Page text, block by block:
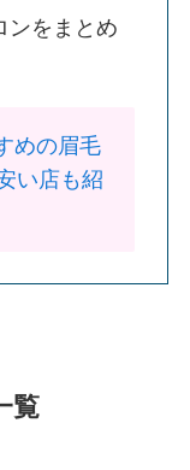
ンをまとめ
めの眉毛
い店も紹
覧